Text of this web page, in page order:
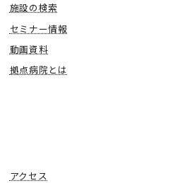
施設の検索
セミナー情報
動画資料
拠点病院とは
アクセス